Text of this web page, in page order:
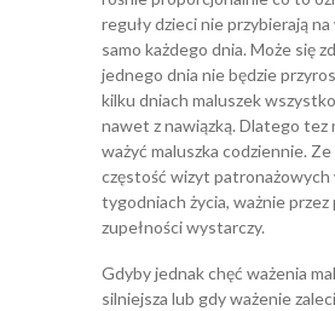
reguły dzieci nie przybierają
samo każdego dnia. Może się
jednego dnia nie będzie
kilku dniach maluszek
nawet z nawiązką. Dlatego tez
ważyć maluszka codziennie.
częstość wizyt patronażowych
tygodniach życia, ważnie przez
zupełności wystarczy.
Gdyby jednak chęć ważenia
silniejsza lub gdy ważenie